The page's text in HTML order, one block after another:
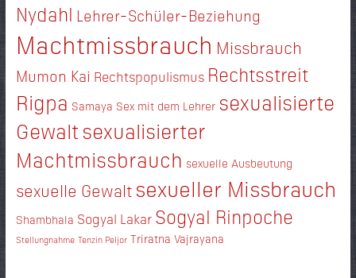
Nydahl Lehrer-Schüler-Beziehung
Machtmissbrauch Missbrauch
Mumon Kai Rechtspopulismus Rechtsstreit
Rigpa Samaya Sex mit dem Lehrer sexualisierte
Gewaltsexualisierter
Machtmissbrauch sexuelle Ausbeutung
sexuelle Gewalt sexueller Missbrauch
Shambhala Sogyal Lakar Sogyal Rinpoche
Stellungnahme Tenzin Peljor Triratna Vajrayana